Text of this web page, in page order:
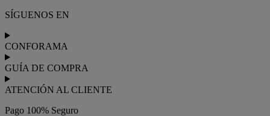
SÍGUENOS EN
CONFORAMA
GUÍA DE COMPRA
ATENCIÓN AL CLIENTE
Pago 100% Seguro